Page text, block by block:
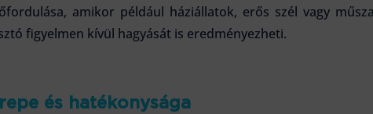
amikor például háziállatok, erős szél vagy
figyelmen kívül hagyását is eredményezheti.
és hatékonysága